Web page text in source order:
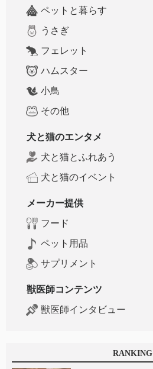
ペットと暮らす
うさぎ
フェレット
ハムスター
小鳥
その他
犬と猫のエンタメ
犬と猫とふれあう
犬と猫のイベント
メーカー提供
フード
ペット用品
サプリメント
獣医師コンテンツ
獣医師インタビュー
RANKING